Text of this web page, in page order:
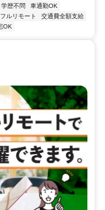
学歴不問
車通勤OK
フルリモート
交通費全額支給
OK